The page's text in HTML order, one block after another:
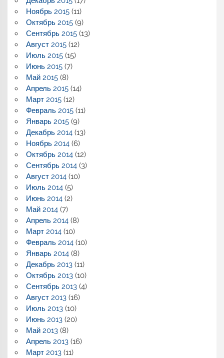
Ноябрь 2015(11)
Октябрь 2015(9)
Сентябрь 2015(13)
Август 2015(12)
Июль 2015(15)
Июнь 2015(7)
Май 2015(8)
Апрель 2015(14)
Март 2015(12)
Февраль 2015(11)
Январь 2015(9)
Декабрь 2014(13)
Ноябрь 2014(6)
Октябрь 2014(12)
Сентябрь 2014(3)
Август 2014(10)
Июль 2014(5)
Июнь 2014(2)
Май 2014(7)
Апрель 2014(8)
Март 2014(10)
Февраль 2014(10)
Январь 2014(8)
Декабрь 2013(11)
Октябрь 2013(10)
Сентябрь 2013(4)
Август 2013(16)
Июль 2013(10)
Июнь 2013(20)
Май 2013(8)
Апрель 2013(16)
Март 2013(11)